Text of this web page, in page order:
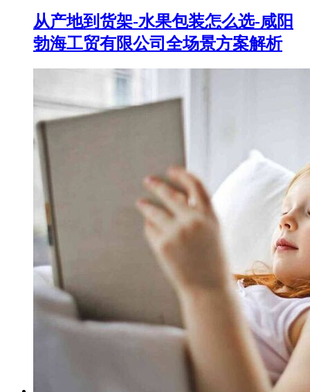
从产地到货架-水果包装怎么选-咸阳
勃海工贸有限公司全场景方案解析